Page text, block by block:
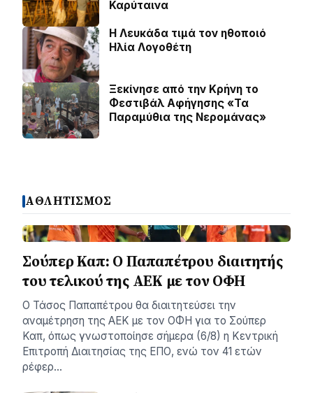
Καρύταινα
Η Λευκάδα τιμά τον ηθοποιό
Ηλία Λογοθέτη
Ξεκίνησε από την Κρήνη το
Φεστιβάλ Αφήγησης «Τα
Παραμύθια της Νερομάνας»
ΑΘΛΗΤΙΣΜΟΣ
Σούπερ Καπ: Ο Παπαπέτρου διαιτητής
του τελικού της ΑΕΚ με τον ΟΦΗ
Ο Τάσος Παπαπέτρου θα διαιτητεύσει την
αναμέτρηση της ΑΕΚ με τον ΟΦΗ για το Σούπερ
Καπ, όπως γνωστοποίησε σήμερα (6/8) η Κεντρική
Επιτροπή Διαιτησίας της ΕΠΟ, ενώ τον 41 ετών
ρέφερ…